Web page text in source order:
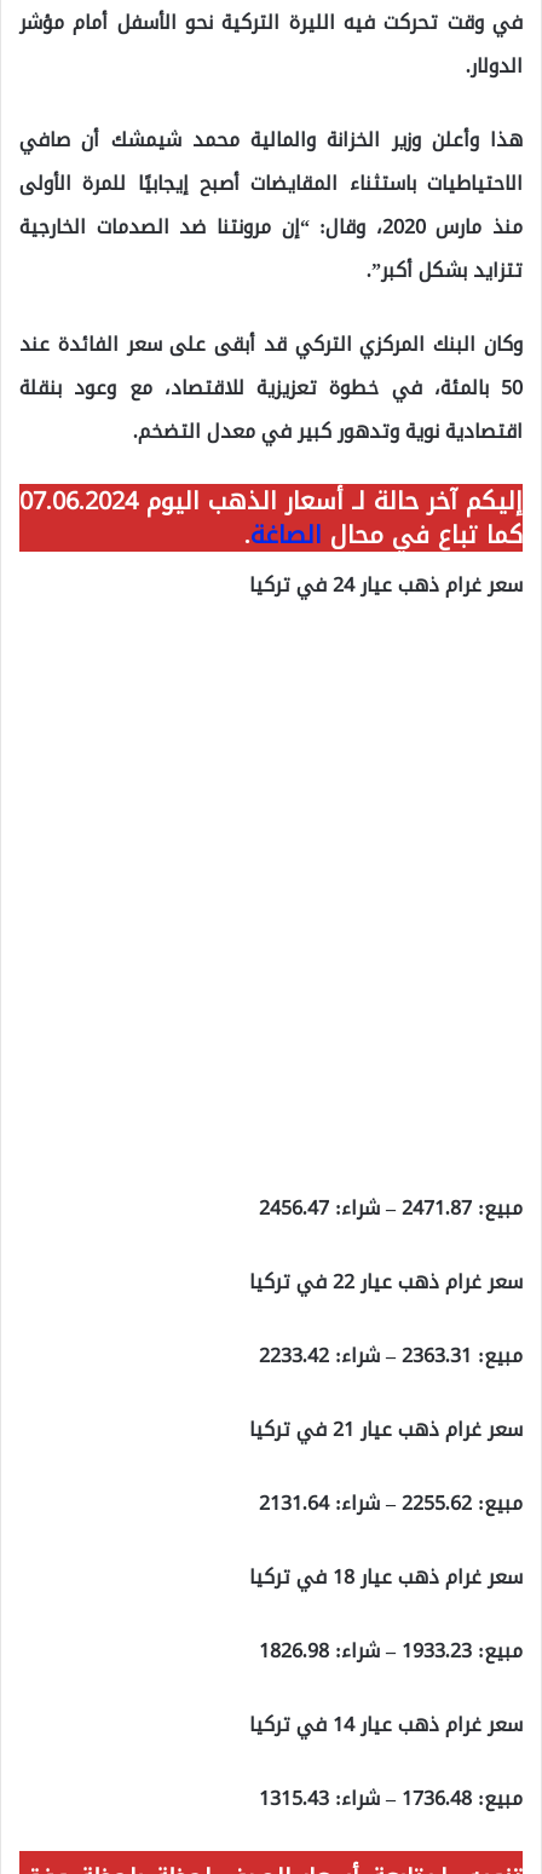
في وقت تحركت فيه الليرة التركية نحو الأسفل أمام مؤشر
الدولار.
هذا وأعلن وزير الخزانة والمالية محمد شيمشك أن صافي
الاحتياطيات باستثناء المقايضات أصبح إيجابيًا للمرة الأولى
منذ مارس 2020، وقال: “إن مرونتنا ضد الصدمات الخارجية
تتزايد بشكل أكبر”.
وكان البنك المركزي التركي قد أبقى على سعر الفائدة عند
50 بالمئة، في خطوة تعزيزية للاقتصاد، مع وعود بنقلة
اقتصادية نوية وتدهور كبير في معدل التضخم.
إليكم آخر حالة لـ أسعار الذهب اليوم 07.06.2024
كما تباع في محال الصاغة.
سعر غرام ذهب عيار 24 في تركيا
مبيع: 2471.87 – شراء: 2456.47
سعر غرام ذهب عيار 22 في تركيا
مبيع: 2363.31 – شراء: 2233.42
سعر غرام ذهب عيار 21 في تركيا
مبيع: 2255.62 – شراء: 2131.64
سعر غرام ذهب عيار 18 في تركيا
مبيع: 1933.23 – شراء: 1826.98
سعر غرام ذهب عيار 14 في تركيا
مبيع: 1736.48 – شراء: 1315.43